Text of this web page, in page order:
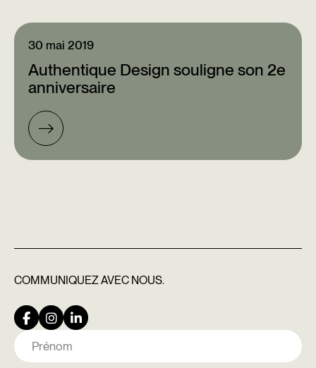
Authentique Design souligne son 2e
anniversaire
30 mai 2019
COMMUNIQUEZAVEC NOUS.
Nom